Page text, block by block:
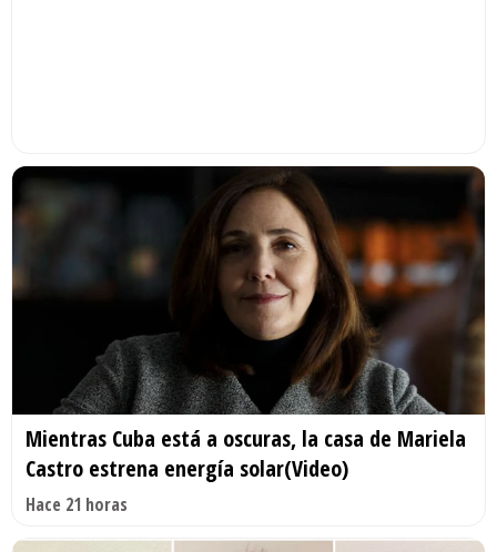
Mientras Cuba está a oscuras, la casa de Mariela
Castro estrena energía solar(Video)
Hace 21 horas